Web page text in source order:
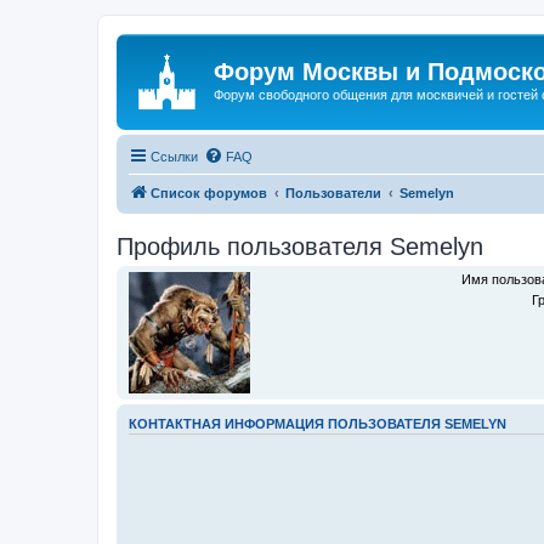
Форум Москвы и
Форум свободного общения для москвичей и гостей
Ссылки FAQ
Список форумов Пользователи Semelyn
Профиль пользователя Semelyn
Имя
КОНТАКТНАЯ ИНФОРМАЦИЯ ПОЛЬЗОВАТЕЛЯ SEMELYN